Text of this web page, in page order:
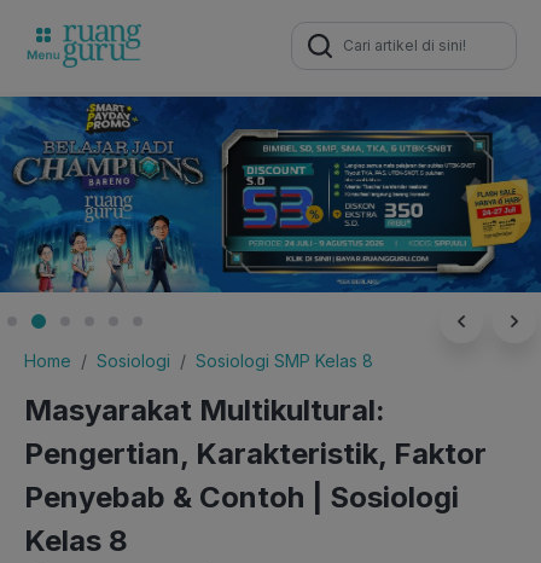
Search
for:
Home Sosiologi Sosiologi SMP Kelas 8
Masyarakat Multikultural:
Pengertian, Karakteristik, Faktor
Penyebab & Contoh | Sosiologi
Kelas 8